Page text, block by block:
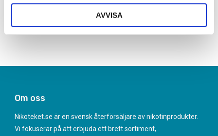
AVVISAFrågor? Kontakta oss här
Om oss
Nikoteket.se är en svensk återförsäljare av nikotinprodukter.
Vi fokuserar på att erbjuda ett brett sortiment,